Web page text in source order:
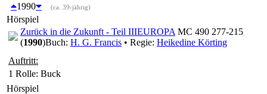
1990
(ca. 39-jährig)
Hörspiel
Zurück in die Zukunft - Teil IIIEUROPA MC 490 277-215
(1990)Buch: H. G. Francis • Regie: Heikedine Körting
Auftritt:
1 Rolle: Buck
Hörspiel